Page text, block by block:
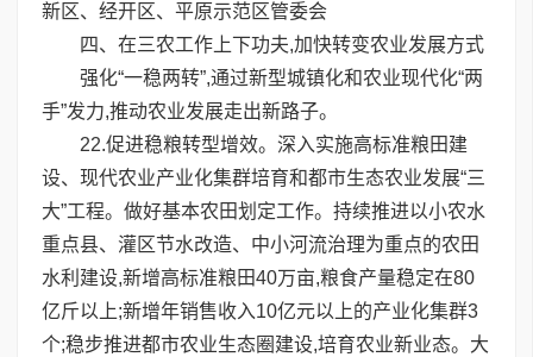
新区、经开区、平原示范区管委会
四、在三农工作上下功夫,加快转变农业发展方式
强化“一稳两转”,通过新型城镇化和农业现代化“两
手”发力,推动农业发展走出新路子。
22.促进稳粮转型增效。深入实施高标准粮田建
设、现代农业产业化集群培育和都市生态农业发展“三
大”工程。做好基本农田划定工作。持续推进以小农水
重点县、灌区节水改造、中小河流治理为重点的农田
水利建设,新增高标准粮田40万亩,粮食产量稳定在80
亿斤以上;新增年销售收入10亿元以上的产业化集群3
个;稳步推进都市农业生态圈建设,培育农业新业态。大